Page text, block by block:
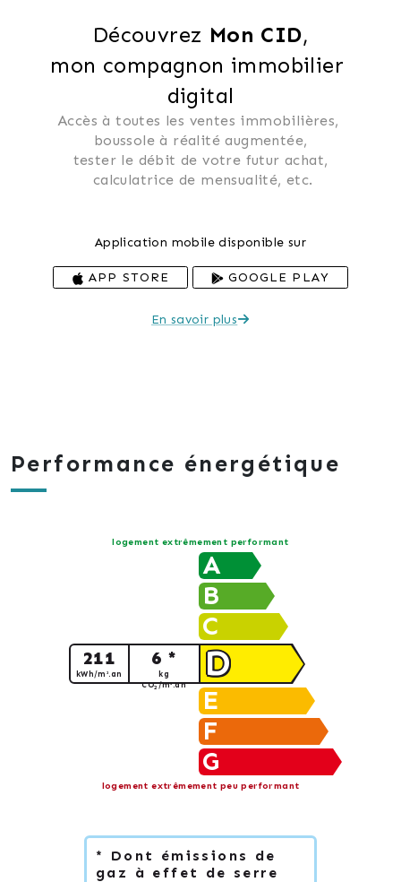
Découvrez Mon CID,
mon compagnon immobilier
digital
Accès à toutes les ventes immobilières,
boussole à réalité augmentée,
tester le débit de votre futur achat,
calculatrice de mensualité, etc.
Application mobile disponible sur
APP STORE GOOGLE PLAY
En savoir plus
Performance énergétique
logement extrêmement performant
A
B
C
D
211
kWh/m².an
6 *
kg
CO2/m².an
E
F
G
logement extrêmement peu performant
* Dont émissions de
gaz à effet de serre